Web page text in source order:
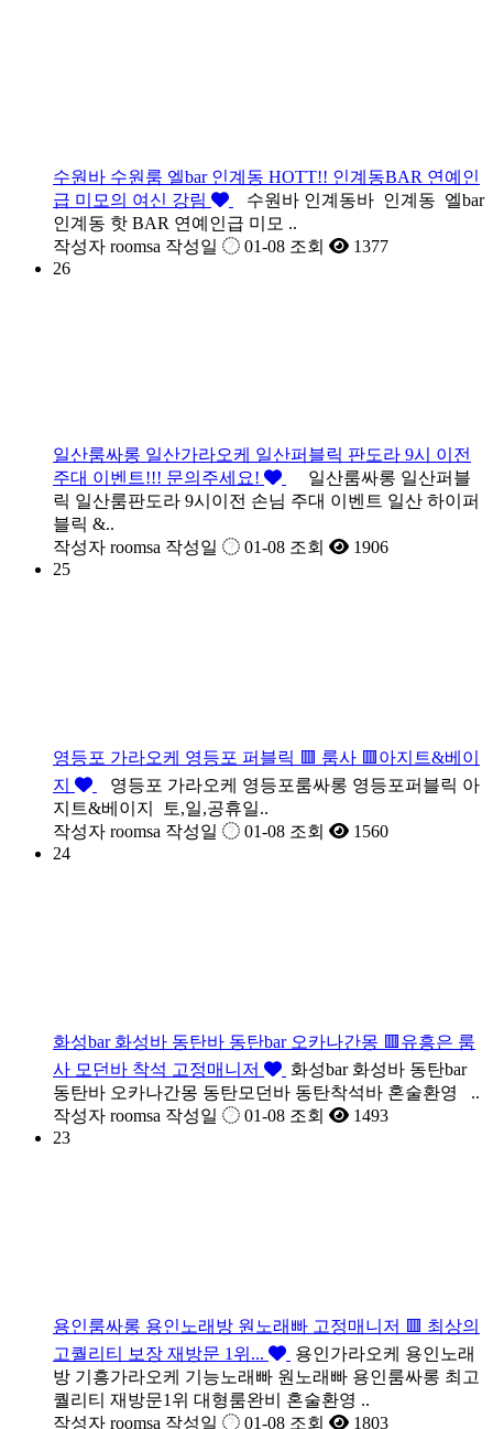
수원바 수원룸 엘bar 인계동 HOTT!! 인계동BAR 연예인
급 미모의 여신 강림
수원바 인계동바 인계동 엘bar
인계동 핫 BAR 연예인급 미모 ..
작성자 roomsa 작성일 01-08 조회
1377
26
일산룸싸롱 일산가라오케 일산퍼블릭 판도라 9시 이전
주대 이벤트!!! 문의주세요!
일산룸싸롱 일산퍼블
릭 일산룸판도라 9시이전 손님 주대 이벤트 일산 하이퍼
블릭 &..
작성자 roomsa 작성일 01-08 조회
1906
25
영등포 가라오케 영등포 퍼블릭 🟥 룸사 🟥아지트&베이
지
영등포 가라오케 영등포룸싸롱 영등포퍼블릭 아
지트&베이지 토,일,공휴일..
작성자 roomsa 작성일 01-08 조회
1560
24
화성bar 화성바 동탄바 동탄bar 오카나간몽 🟥유흥은 룸
사 모던바 착석 고정매니저
화성bar 화성바 동탄bar
동탄바 오카나간몽 동탄모던바 동탄착석바 혼술환영 ..
작성자 roomsa 작성일 01-08 조회
1493
23
용인룸싸롱 용인노래방 원노래빠 고정매니저 🟥 최상의
고퀄리티 보장 재방문 1위...
용인가라오케 용인노래
방 기흥가라오케 기능노래빠 원노래빠 용인룸싸롱 최고
퀄리티 재방문1위 대형룸완비 혼술환영 ..
작성자 roomsa 작성일 01-08 조회 1803